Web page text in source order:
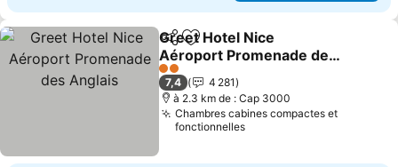
PartagerAjouter à mes favoris
Greet Hotel Nice
Aéroport Promenade des
Anglais
Consulter les prix
2 Étoiles
7,4
4 281
à 2.3 km de : Cap 3000
Chambres cabines compactes et
fonctionnelles